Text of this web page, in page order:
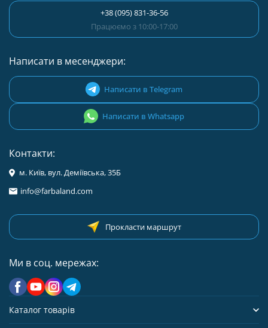
+38 (095) 831-36-56
Працюємо з 10:00-17:00
Написати в месенджери:
Написати в Telegram
Написати в Whatsapp
Контакти:
м. Київ, вул. Деміївська, 35Б
info@farbaland.com
Прокласти маршрут
Ми в соц. мережах:
Каталог товарів